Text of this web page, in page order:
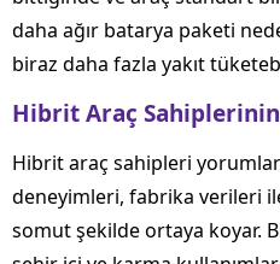
daha ağır batarya paketi
biraz daha fazla yakıt
Hibrit Araç
Hibrit araç sahipleri
deneyimleri, fabrika verileri
somut şekilde ortaya koyar.